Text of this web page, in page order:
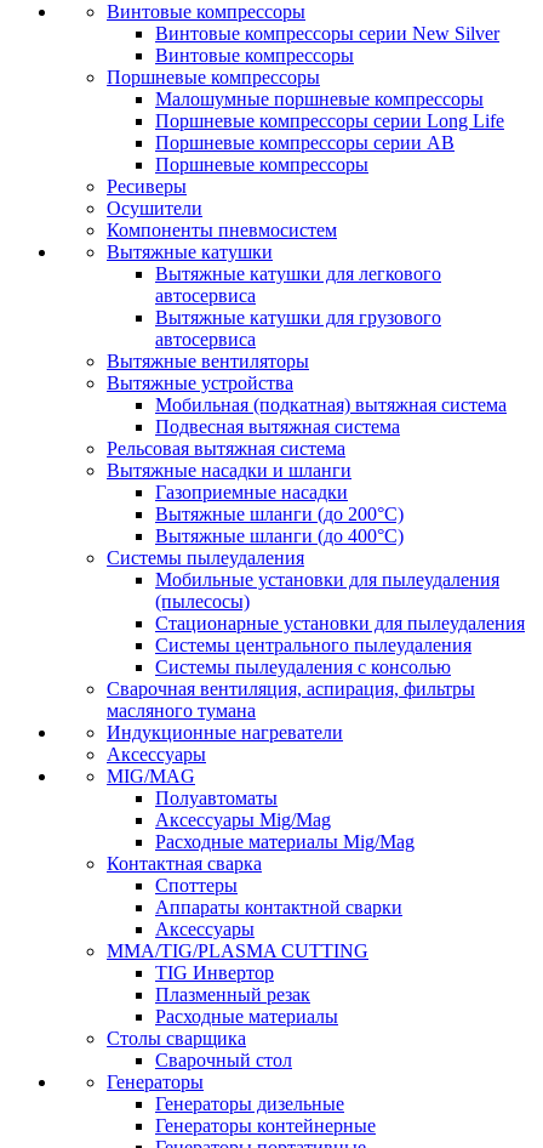
Винтовые компрессоры
Винтовые компрессоры серии New Silver
Винтовые компрессоры
Поршневые компрессоры
Малошумные поршневые компрессоры
Поршневые компрессоры серии Long Life
Поршневые компрессоры серии AB
Поршневые компрессоры
Ресиверы
Осушители
Компоненты пневмосистем
Вытяжные катушки
Вытяжные катушки для легкового
автосервиса
Вытяжные катушки для грузового
автосервиса
Вытяжные вентиляторы
Вытяжные устройства
Мобильная (подкатная) вытяжная система
Подвесная вытяжная система
Рельсовая вытяжная система
Вытяжные насадки и шланги
Газоприемные насадки
Вытяжные шланги (до 200°C)
Вытяжные шланги (до 400°C)
Системы пылеудаления
Мобильные установки для пылеудаления
(пылесосы)
Стационарные установки для пылеудаления
Системы центрального пылеудаления
Системы пылеудаления с консолью
Сварочная вентиляция, аспирация, фильтры
масляного тумана
Индукционные нагреватели
Аксессуары
MIG/MAG
Полуавтоматы
Аксессуары Mig/Mag
Расходные материалы Mig/Mag
Контактная сварка
Споттеры
Аппараты контактной сварки
Аксессуары
MMA/TIG/PLASMA CUTTING
TIG Инвертор
Плазменный резак
Расходные материалы
Столы сварщика
Сварочный стол
Генераторы
Генераторы дизельные
Генераторы контейнерные